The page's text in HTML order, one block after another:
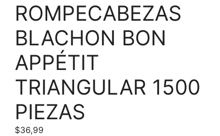
ROMPECABEZAS
BLACHON BON
APPÉTIT
TRIANGULAR 1500
PIEZAS
$36,99